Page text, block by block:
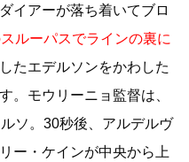
イアーが落ち着いてブロ
ルーパスでラインの裏に
たエデルソンをかわした
。モウリーニョ監督は、
ソ。30秒後、アルデルヴ
ー・ケインが中央から上